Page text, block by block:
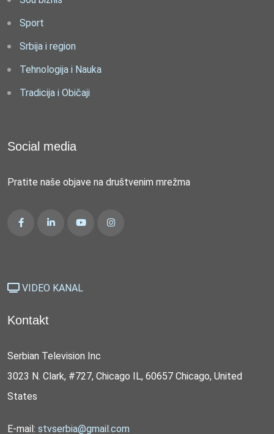
Sport
Srbija i region
Tehnologija i Nauka
Tradicija i Običaji
Social media
Pratite naše objave na društvenim mrežma
VIDEO KANAL
Kontakt
Serbian Television Inc
3023 N. Clark, #727, Chicago IL, 60657 Chicago, United
States
E-mail: stvserbia@gmail.com